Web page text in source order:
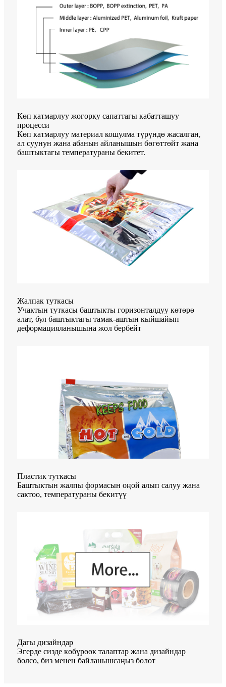
Көп катмарлуу жогорку сапаттагы кабатташуу
процесси
Көп катмарлуу материал кошулма түрүндө жасалган,
ал суунун жана абанын айланышын бөгөттөйт жана
баштыктагы температураны бекитет.
Жалпак туткасы
Учактын туткасы баштыкты горизонталдуу көтөрө
алат, бул баштыктагы тамак-аштын кыйшайып
деформацияланышына жол бербейт
Пластик туткасы
Баштыктын жалпы формасын оңой алып салуу жана
сактоо, температураны бекитүү
Дагы дизайндар
Эгерде сизде көбүрөөк талаптар жана дизайндар
болсо, биз менен байланышсаңыз болот